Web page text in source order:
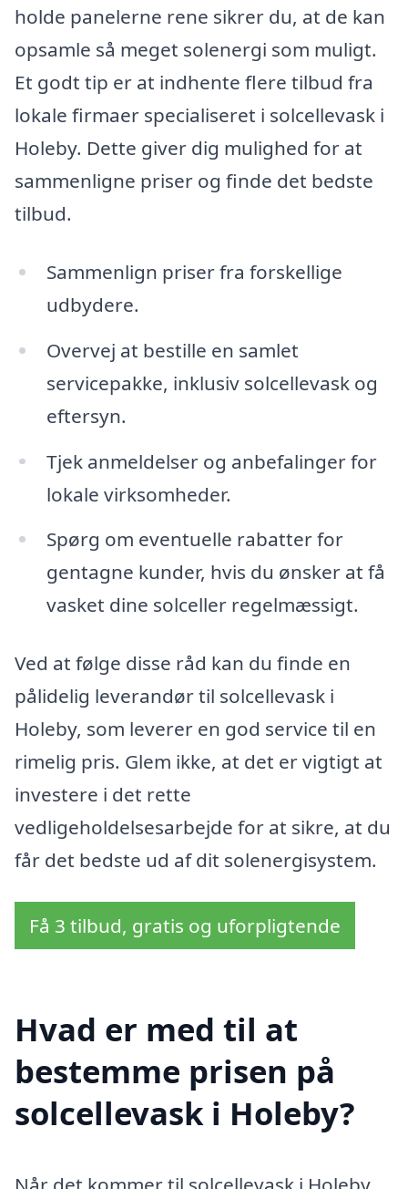
holde panelerne rene sikrer du, at de kan
opsamle så meget solenergi som muligt.
Et godt tip er at indhente flere tilbud fra
lokale firmaer specialiseret i solcellevask i
Holeby. Dette giver dig mulighed for at
sammenligne priser og finde det bedste
tilbud.
Sammenlign priser fra forskellige
udbydere.
Overvej at bestille en samlet
servicepakke, inklusiv solcellevask og
eftersyn.
Tjek anmeldelser og anbefalinger for
lokale virksomheder.
Spørg om eventuelle rabatter for
gentagne kunder, hvis du ønsker at få
vasket dine solceller regelmæssigt.
Ved at følge disse råd kan du finde en
pålidelig leverandør til solcellevask i
Holeby, som leverer en god service til en
rimelig pris. Glem ikke, at det er vigtigt at
investere i det rette
vedligeholdelsesarbejde for at sikre, at du
får det bedste ud af dit solenergisystem.
Få 3 tilbud, gratis og uforpligtende
Hvad er med til at
bestemme prisen på
solcellevask i Holeby?